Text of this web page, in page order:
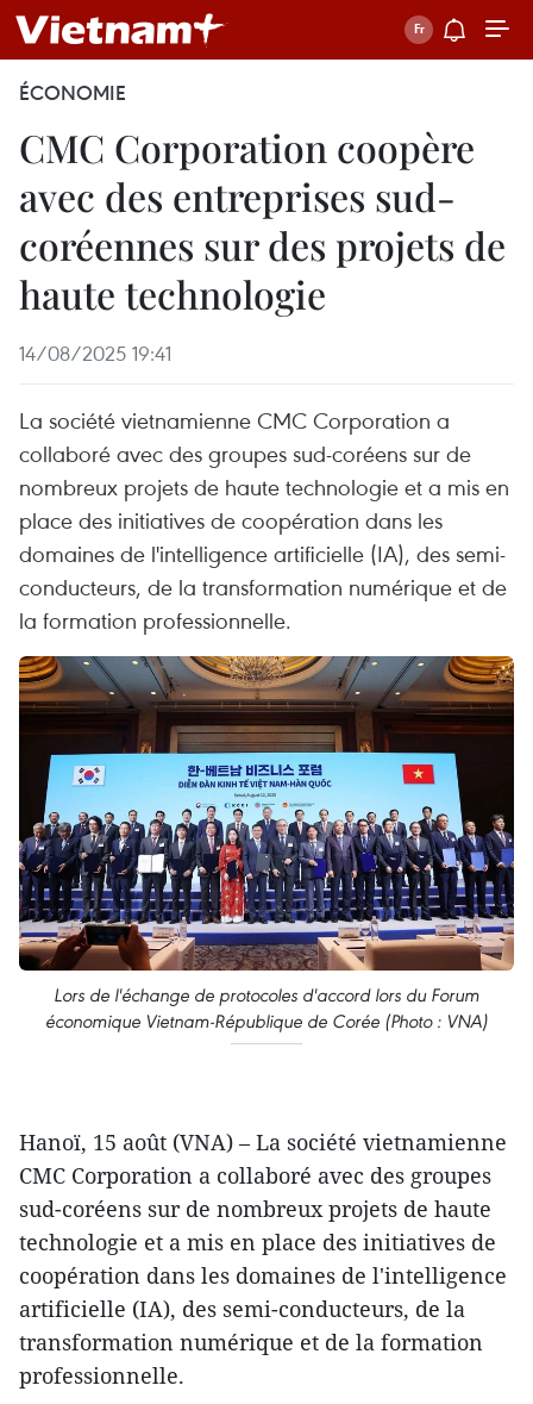
ÉCONOMIE
CMC Corporation coopère
avec des entreprises sud-
coréennes sur des projets de
haute technologie
14/08/2025 19:41
La société vietnamienne CMC Corporation a
collaboré avec des groupes sud-coréens sur de
nombreux projets de haute technologie et a mis en
place des initiatives de coopération dans les
domaines de l'intelligence artificielle (IA), des semi-
conducteurs, de la transformation numérique et de
la formation professionnelle.
Lors de l'échange de protocoles d'accord lors du Forum
économique Vietnam-République de Corée (Photo : VNA)
Hanoï, 15 août (VNA) – La société vietnamienne
CMC Corporation a collaboré avec des groupes
sud-coréens sur de nombreux projets de haute
technologie et a mis en place des initiatives de
coopération dans les domaines de l'intelligence
artificielle (IA), des semi-conducteurs, de la
transformation numérique et de la formation
professionnelle.